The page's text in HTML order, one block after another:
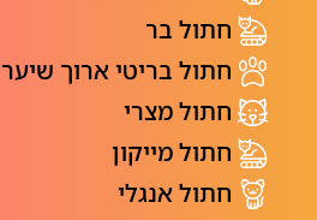
חתול בר
חתול בריטי ארוך שיער
חתול מצרי
חתול מייקון
חתול אנגלי